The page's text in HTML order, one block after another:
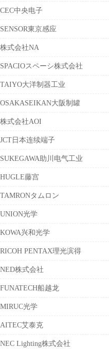
CEC中央电子
SENSOR東京感应
株式会社NA
SPACIOスペーシ株式会社
TAIYO大洋制器工业
OSAKASEIKAN大阪制罐
株式会社AOI
JCT日本连续端子
SUKEGAWA助川电气工业
HUGLE藤宫
TAMRONタムロン
UNION光学
KOWA兴和光学
RICOH PENTAX理光滨得
NED株式会社
FUNATECH船越龙
MIRUC光学
AITEC艾泰克
NEC Lighting株式会社